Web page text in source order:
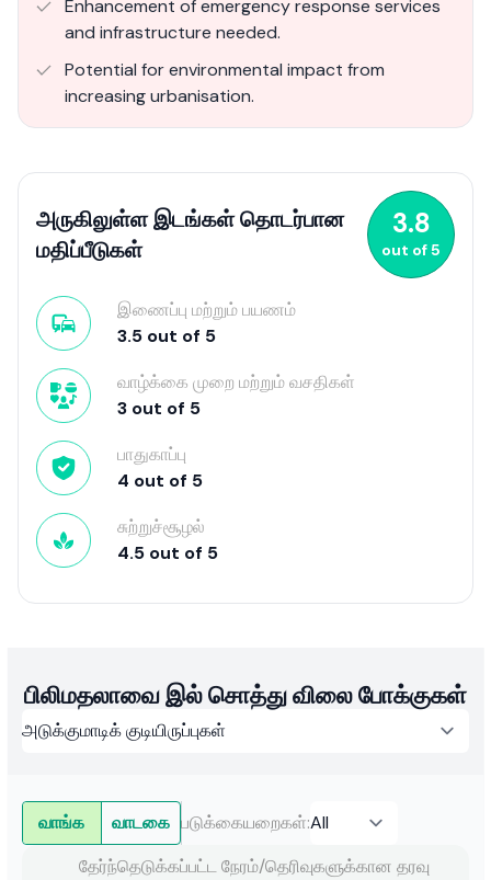
Enhancement of emergency response services
and infrastructure needed.
Potential for environmental impact from
increasing urbanisation.
அருகிலுள்ள இடங்கள் தொடர்பான
மதிப்பீடுகள்
3.8
out of5
இணைப்பு மற்றும் பயணம்
3.5 out of 5
வாழ்க்கை முறை மற்றும் வசதிகள்
3 out of 5
பாதுகாப்பு
4 out of 5
சுற்றுச்சூழல்
4.5 out of 5
பிலிமதலாவை இல் சொத்து விலை போக்குகள்
வாங்க வாடகை படுக்கையறைகள்:
தேர்ந்தெடுக்கப்பட்ட நேரம்/தெரிவுகளுக்கான தரவு